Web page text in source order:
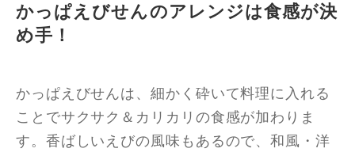
かっぱえびせんのアレンジは食感が決
め手！
かっぱえびせんは、細かく砕いて料理に入れる
ことでサクサク＆カリカリの食感が加わりま
す。香ばしいえびの風味もあるので、和風・洋